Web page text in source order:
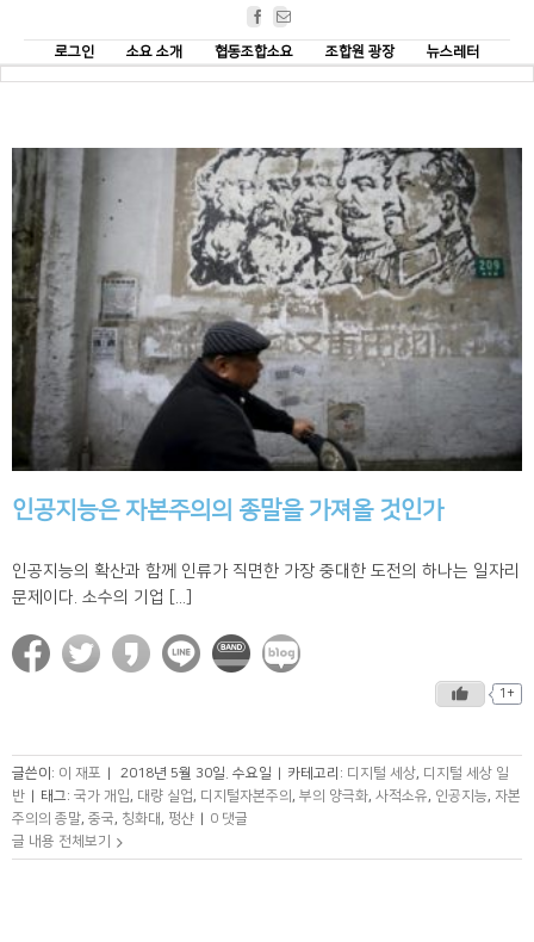
Facebook
로그인
소요 소개 협동조합소요 조합원 광장 뉴스레터
인공지능은 자본주의의 종말을 가져올 것인가
인공지능의 확산과 함께 인류가 직면한 가장 중대한 도전의 하나는 일자리
문제이다. 소수의 기업 [...]
1+
글쓴이: 이 재포 | 2018년 5월 30일. 수요일 | 카테고리: 디지털 세상, 디지털 세상 일
반 | 태그: 국가 개입, 대량 실업, 디지털자본주의 , 부의 양극화, 사적소유, 인공지능, 자본
주의의 종말, 중국, 칭화대 , 펑샨 | 0 댓글
글 내용 전체보기